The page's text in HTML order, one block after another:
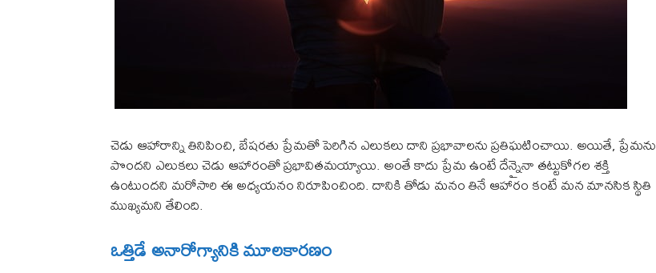
చెడు ఆహారాన్ని తినిపించి, బేషరతు ప్రేమతో పెరిగిన ఎలుకలు దాని ప్రభావాలను ప్రతిఘటించాయి. అయితే, ప్రేమను
పొందని ఎలుకలు చెడు ఆహారంతో ప్రభావితమయ్యాయి. అంతే కాదు ప్రేమ ఉంటే దేన్నైనా తట్టుకోగల శక్తి
ఉంటుందని మరోసారి ఈ అధ్యయనం నిరూపించింది. దానికి తోడు మనం తినే ఆహారం కంటే మన మానసిక స్థితి
ముఖ్యమని తేలింది.
ఒత్తిడే అనారోగ్యానికి మూలకారణం